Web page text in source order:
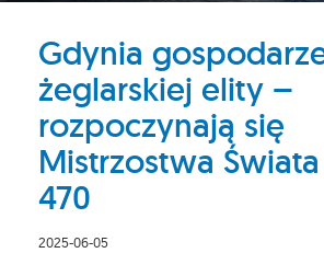
Gdynia
żeglarskiej elity –
rozpoczynają się
Mistrzostwa
470
2025-06-05